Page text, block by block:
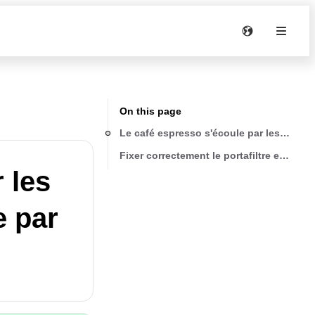
les
par
On this page
Le café espresso s'écoule par les
Fixer correctement le portafiltre et le